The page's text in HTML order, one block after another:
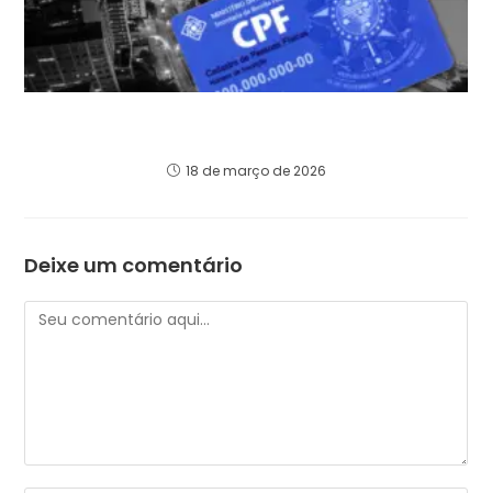
18 de março de 2026
Deixe um comentário